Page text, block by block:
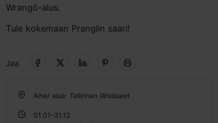
Wrangö-alus.
Tule kokemaan Pranglin saari!
Jaa
Aihe/ alue: Tallinnan lähialueet
01.01–31.12